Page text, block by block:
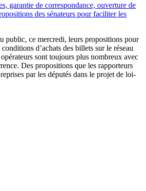
garantie de correspondance, ouverture de
des sénateurs pour faciliter les
public, ce mercredi, leurs propositions pour
d’achats des billets sur le réseau
sont toujours plus nombreux avec
Des propositions que les rapporteurs
par les députés dans le projet de loi-